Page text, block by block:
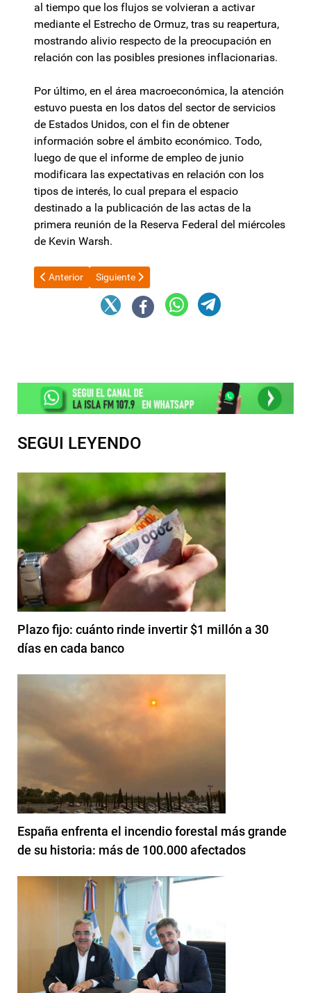
al tiempo que los flujos se volvieran a activar
mediante el Estrecho de Ormuz, tras su reapertura,
mostrando alivio respecto de la preocupación en
relación con las posibles presiones inflacionarias.
Por último, en el área macroeconómica, la atención
estuvo puesta en los datos del sector de servicios
de Estados Unidos, con el fin de obtener
información sobre el ámbito económico. Todo,
luego de que el informe de empleo de junio
modificara las expectativas en relación con los
tipos de interés, lo cual prepara el espacio
destinado a la publicación de las actas de la
primera reunión de la Reserva Federal del miércoles
de Kevin Warsh.
Artículo anterior: Aguas de Catamarca suma un moderno
Anterior Artículo siguiente: Abonarán un bono
Siguiente
SEGUI LEYENDO
Plazo fijo: cuánto rinde invertir $1 millón a 30
días en cada banco
España enfrenta el incendio forestal más grande
de su historia: más de 100.000 afectados